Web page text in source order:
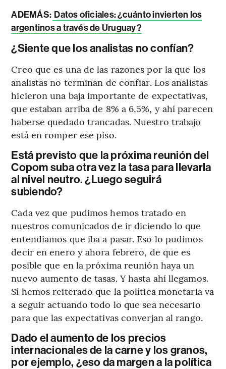
ADEMÁS: Datos oficiales: ¿cuánto invierten los
argentinos a través de Uruguay?
¿Siente que los analistas no confían?
Creo que es una de las razones por la que los
analistas no terminan de confiar. Los analistas
hicieron una baja importante de expectativas,
que estaban arriba de 8% a 6,5%, y ahí parecen
haberse quedado trancadas. Nuestro trabajo
está en romper ese piso.
Está previsto que la próxima reunión del
Copom suba otra vez la tasa para llevarla
al nivel neutro. ¿Luego seguirá
subiendo?
Cada vez que pudimos hemos tratado en
nuestros comunicados de ir diciendo lo que
entendíamos que iba a pasar. Eso lo pudimos
decir en enero y ahora febrero, de que es
posible que en la próxima reunión haya un
nuevo aumento de tasas. Y hasta ahí llegamos.
Sí hemos reiterado que la política monetaria va
a seguir actuando todo lo que sea necesario
para que las expectativas converjan al rango.
Dado el aumento de los precios
internacionales de la carne y los granos,
por ejemplo, ¿eso da margen a la política